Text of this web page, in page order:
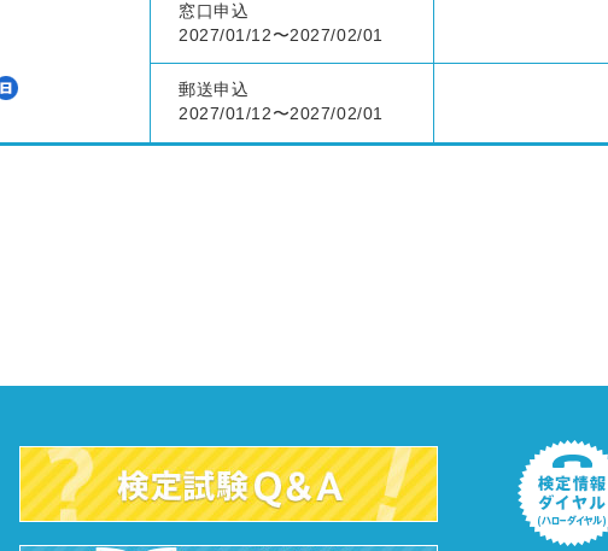
窓口申込
2027/01/12〜2027/02/01
郵送申込
2027/01/12〜2027/02/01